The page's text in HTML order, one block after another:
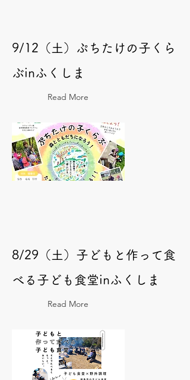
9/12（土）ぷちたけの子くら
ぶinふくしま
Read More
8/29（土）子どもと作って食
べる子ども食堂inふくしま
Read More